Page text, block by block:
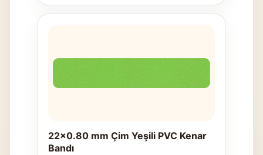
22x0.80 mm Çim Yeşili PVC Kenar
Bandı